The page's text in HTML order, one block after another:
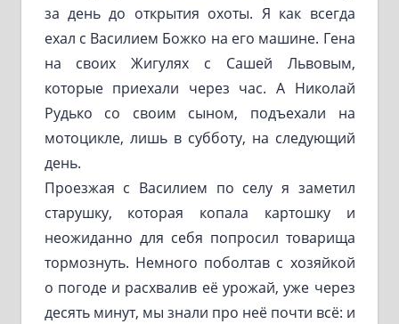
за день до открытия охоты. Я как всегда
ехал с Василием Божко на его машине. Гена
на своих Жигулях с Сашей Львовым,
которые приехали через час. А Николай
Рудько со своим сыном, подъехали на
мотоцикле, лишь в субботу, на следующий
день.
Проезжая с Василием по селу я заметил
старушку, которая копала картошку и
неожиданно для себя попросил товарища
тормознуть. Немного поболтав с хозяйкой
о погоде и расхвалив её урожай, уже через
десять минут, мы знали про неё почти всё: и